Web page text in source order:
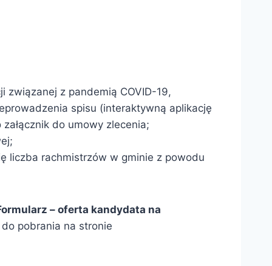
z pandemią COVID-19,
spisu (interaktywną aplikację
do umowy zlecenia;
liczba rachmistrzów w gminie z powodu
– oferta kandydata na
pobrania na stronie